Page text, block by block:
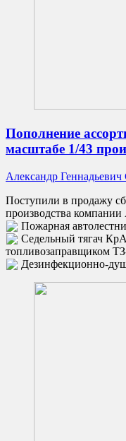
Пополнение
масштабе 1/43
Александр
Поступили в продажу
производства компании
Пожарная
Седельный тягач
топливозаправщиком
Дезинфекционно-